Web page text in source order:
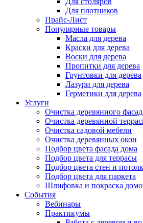
Для плотников
Прайс-Лист
Популярные товары
Масла для дерева
Краски для дерева
Воски для дерева
Пропитки для дерева
Грунтовки для дерева
Лазури для дерева
Герметики для дерева
Услуги
Очистка деревянного
Очистка деревянной
Очистка садовой мебели
Очистка деревянных окон
Подбор цвета фасада дома
Подбор цвета для террасы
Подбор цвета стен и
Подбор цвета для паркета
Шлифовка и покраска
События
Вебинары
Практикумы